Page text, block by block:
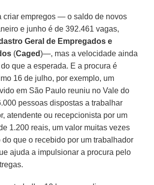
criar empregos — o saldo de novos
e junho é de 392.461 vagas,
Geral de Empregados e
(Caged)—, mas a velocidade ainda
que a esperada. E a procura é
16 de julho, por exemplo, um
em São Paulo reuniu no Vale do
pessoas dispostas a trabalhar
atendente ou recepcionista por um
1.200 reais, um valor muitas vezes
do que o recebido por um trabalhador
ajuda a impulsionar a procura pelo